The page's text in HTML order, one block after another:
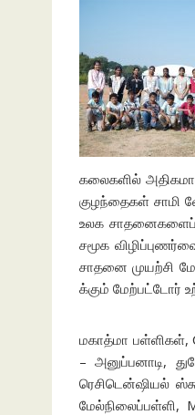
கலைகளில்
குழந்தைகள் சாமி
உலக சாதனைகளைப்
சமூக
சாதனை முயற்சி
க்கும் மேற்பட்டோர்
மகாத்மா பள்ளிகள்,
– அனுப்பனாடி,
ரெசிடென்ஷியல்